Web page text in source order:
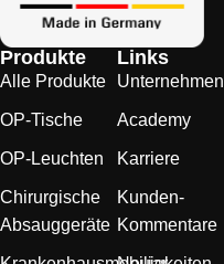
Produkte
Alle Produkte
OP-Tische
OP-Leuchten
Chirurgische
Absauggeräte
Links
Unternehmen
Academy
Karriere
Kunden-
Kommentare